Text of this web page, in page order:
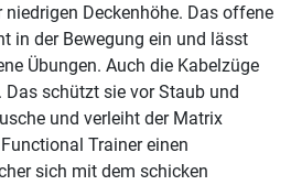
Deckenhöhe. Das offene
in der Bewegung ein und lässt
Übungen. Auch die Kabelzüge
schützt sie vor Staub und
und verleiht der Matrix
Trainer einen
sich mit dem schicken